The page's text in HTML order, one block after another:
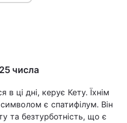
числа
ці дні, керує Кету. Їхнім
є спатифілум. Він
та безтурботність, що є